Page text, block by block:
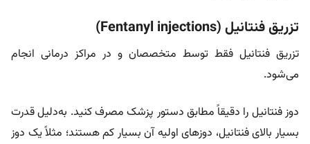
تزریق فنتانیل (Fentanyl injections)
تزریق فنتانیل فقط توسط متخصصان و در مراکز درمانی انجام
می‌شود.
دوز فنتانیل را دقیقاً مطابق دستور پزشک مصرف کنید. به‌دلیل قدرت
بسیار بالای فنتانیل، دوزهای اولیه آن بسیار کم هستند؛ مثلاً یک دوز